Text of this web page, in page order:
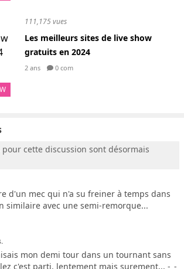
111,175 vues
Les meilleurs sites de live show
gratuits en 2024
2 ans 0 com
pour cette discussion sont désormais
d'un mec qui n'a su freiner à temps dans
similaire avec une semi-remorque...
mon demi tour dans un tournant sans
c'est parti, lentement mais surement... -_-